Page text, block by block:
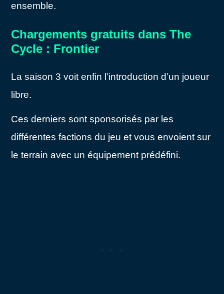
ensemble.
Chargements gratuits dans The
Cycle : Frontier
La saison 3 voit enfin l’introduction d’un joueur
libre.
Ces derniers sont sponsorisés par les
différentes factions du jeu et vous envoient sur
le terrain avec un équipement prédéfini.